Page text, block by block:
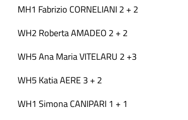
MH1 Fabrizio CORNELIANI 2 + 2
WH2 Roberta AMADEO 2 + 2
WH5 Ana Maria VITELARU 2 +3
WH5 Katia AERE 3 + 2
WH1 Simona CANIPARI 1 + 1